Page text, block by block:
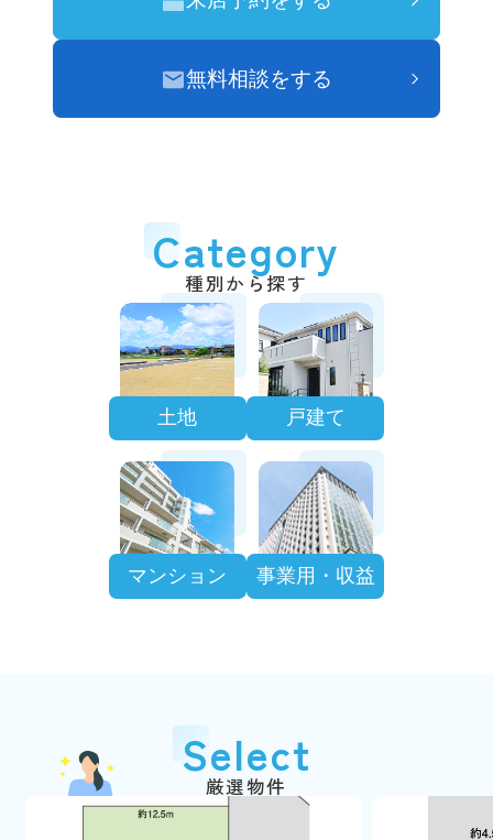
無料相談をする
Category
種別から探す
土地 戸建て
マンション 事業用・収益
Select
厳選物件